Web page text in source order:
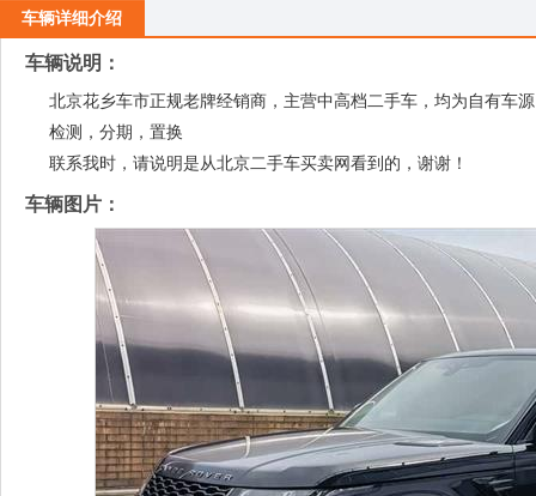
车辆详细介绍
车辆说明：
北京花乡车市正规老牌经销商，主营中高档二手车，均为自有车
检测，分期，置换
联系我时，请说明是从北京二手车买卖网看到的，谢谢！
车辆图片：